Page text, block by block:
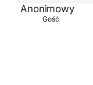
Anonimowy
Gość